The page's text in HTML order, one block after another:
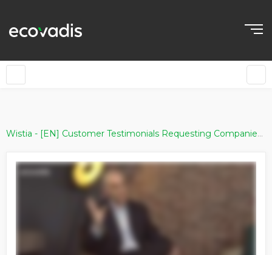
Wistia - [EN] Customer Testimonials Requesting Companies